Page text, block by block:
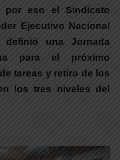
por eso el Sindicato
Ejecutivo Nacional
una Jornada
para el próximo
tareas y retiro de los
los tres niveles del